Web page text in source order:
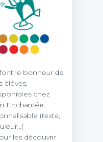
le bonheur de
élèves.
chez
Enchantée.
(texte,
les découvrir